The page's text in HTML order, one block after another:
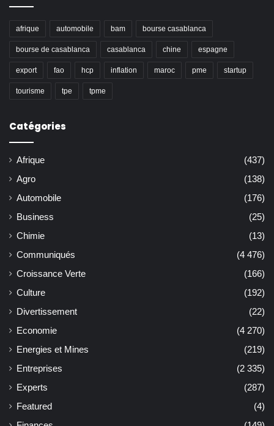
afrique automobile bam bourse casablanca
bourse de casablanca casablanca chine espagne
export fao hcp inflation maroc pme startup
tourisme tpe tpme
Catégories
Afrique
(437)
Agro
(138)
Automobile
(176)
Business
(25)
Chimie
(13)
Communiqués
(4 476)
Croissance Verte
(166)
Culture
(192)
Divertissement
(22)
Economie
(4 270)
Energies et Mines
(219)
Entreprises
(2 335)
Experts
(287)
Featured
(4)